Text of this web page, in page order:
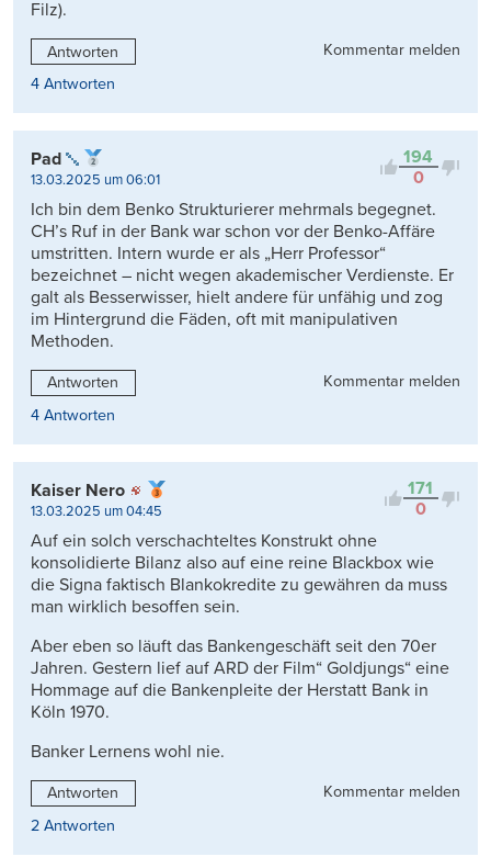
Filz).
Antworten
Kommentar melden
4 Antworten
194
0
Pad
13.03.2025 um 06:01
Ich bin dem Benko Strukturierer mehrmals begegnet.
CH’s Ruf in der Bank war schon vor der Benko-Affäre
umstritten. Intern wurde er als „Herr Professor“
bezeichnet – nicht wegen akademischer Verdienste. Er
galt als Besserwisser, hielt andere für unfähig und zog
im Hintergrund die Fäden, oft mit manipulativen
Methoden.
Antworten
Kommentar melden
4 Antworten
171
0
Kaiser Nero
13.03.2025 um 04:45
Auf ein solch verschachteltes Konstrukt ohne
konsolidierte Bilanz also auf eine reine Blackbox wie
die Signa faktisch Blankokredite zu gewähren da muss
man wirklich besoffen sein.
Aber eben so läuft das Bankengeschäft seit den 70er
Jahren. Gestern lief auf ARD der Film“ Goldjungs“ eine
Hommage auf die Bankenpleite der Herstatt Bank in
Köln 1970.
Banker Lernens wohl nie.
Antworten
Kommentar melden
2 Antworten